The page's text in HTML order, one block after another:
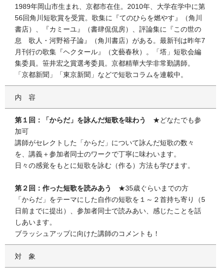
1989年岡山市生まれ、京都市在住。2010年、大学在学中に第
56回角川短歌賞を受賞。歌集に『てのひらを燃やす』（角川
書店）、『カミーユ』（書肆侃侃房）、評論集に『この世の
息 歌人・河野裕子論』（角川書店）がある。最新刊は昨年7
月刊行の歌集『ヘクタール』（文藝春秋）。「塔」短歌会編
集委員。笹井宏之賞選考委員。京都精華大学非常勤講師。
「京都新聞」「東京新聞」などで短歌コラムを連載中。
内容
第１回：「からだ」を詠んだ短歌を味わう
★どなたでも参
加可
講師がセレクトした「からだ」について詠んだ短歌の数々
を、講義＋参加者同士のワークで丁寧に味わいます。
日々の感覚をもとに短歌を詠む（作る）方法も学びます。
第２回：作った短歌を読みあう
★35歳ぐらいまでの方
「からだ」をテーマにした自作の短歌を１～２首持ち寄り（5
日前までに提出）、参加者同士で読みあい、感じたことを話
しあいます。
ブラッシュアップに向けた講師のコメントも！
対象